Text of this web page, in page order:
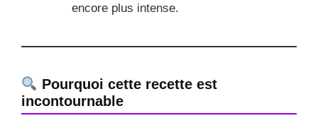
encore plus intense.
Pourquoi cette recette est
incontournable